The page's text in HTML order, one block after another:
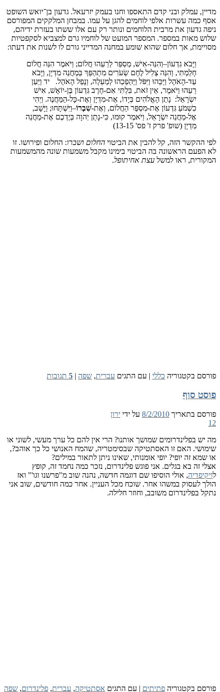
עמלק ובני קדם התאספו וחנו בעמק יזרעאל. גדעון בן־יואש השופט
עשרות אלפי לוחמים להגן על עמו. במבחן המלקקים המפורסם
את מרבית הלוחמים ונותר רק עם אלו ששתו בעזרת ידיהם,
מאות במספר. המספר המועט של לוחמיו גרם למצביא לסקפטיות
אך חלום שהוא שומע במחנה המדייני גורם לו לשנות את דעתו:
וַיָּבֹא גִדְעוֹן–וְהִנֵּה-אִישׁ, מְסַפֵּר לְרֵעֵהוּ חֲלוֹם; וַיֹּאמֶר הִנֵּה חֲלוֹם
חָלַמְתִּי, וְהִנֵּה צְלִיל לֶחֶם שְׂעֹרִים מִתְהַפֵּךְ בְּמַחֲנֵה מִדְיָן, וַיָּבֹא
עַד-הָאֹהֶל וַיַּכֵּהוּ וַיִּפֹּל וַיַּהַפְכֵהוּ לְמַעְלָה, וְנָפַל הָאֹהֶל. יד וַיַּעַן
רֵעֵהוּ וַיֹּאמֶר, אֵין זֹאת, בִּלְתִּי אִם-חֶרֶב גִּדְעוֹן בֶּן-יוֹאָשׁ, אִישׁ
יִשְׂרָאֵל: נָתַן הָאֱלֹהִים בְּיָדוֹ, אֶת-מִדְיָן וְאֶת-כָּל-הַמַּחֲנֶה. וַיְהִי
כִשְׁמֹעַ גִּדְעוֹן אֶת-מִסְפַּר הַחֲלוֹם, וְאֶת-שִׁבְרוֹ–וַיִּשְׁתָּחוּ; וַיָּשָׁב,
אֶל-מַחֲנֵה יִשְׂרָאֵל, וַיֹּאמֶר קוּמוּ, כִּי-נָתַן יְהוָה בְּיֶדְכֶם אֶת-מַחֲנֵה
מִדְיָן (שופ' פרק ז' פס' 13-15)
הזה, קל להבין את הביטויהחלום ושברו : החלום ופירושו. זו
הראשונה בה הביטוי בימינו מקבל משמעות שונה מהמשמעות
ראו למשל עצת אחיתופל.
בקטגוריה כללי | עם התגים עברית ,שפה |
5תגובות
סוף
בתאריך8/2/2010 על ידי ירון
בפלינדרומים שמושך אותנו? הרי אין להם כל ערך מעשי, לשוני או
האם זו האסתטיקה שבסימטריה, שהמח האנושי כל כך אוהב?,
זה יופי? יופי אומנותי, שאינו ניתן לתאור במילים?
בא בגלים. אני פוגש פלינדרום, נזכר כמה נחמד זה, קופץ
, אולי הוסיפו שם דוגמה חדשה, נהנה שוב מ"פרשנו וגו'" ואז
במשהו אחר. שוכח מכל העניין. אחר כמה חודשים, שוב אני
משובב, וחוזר חלילה.
בקטגוריה פתיתים |עם התגים אסתטיקה,עברית ,פלינדרום,שפה